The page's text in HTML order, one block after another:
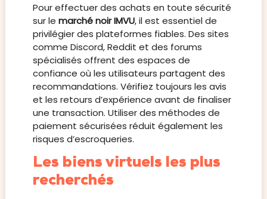
Pour effectuer des achats en toute sécurité
sur le marché noir IMVU, il est essentiel de
privilégier des plateformes fiables. Des sites
comme Discord, Reddit et des forums
spécialisés offrent des espaces de
confiance où les utilisateurs partagent des
recommandations. Vérifiez toujours les avis
et les retours d’expérience avant de finaliser
une transaction. Utiliser des méthodes de
paiement sécurisées réduit également les
risques d’escroqueries.
Les biens virtuels les plus
recherchés